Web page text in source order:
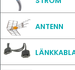
ANTENN